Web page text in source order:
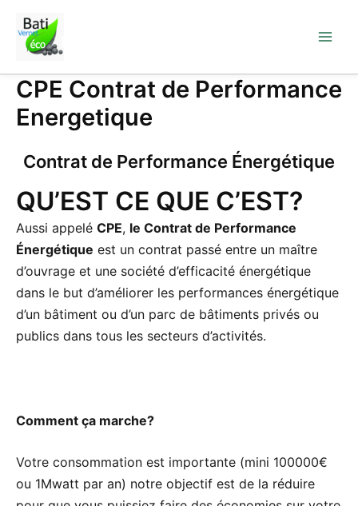
contenu
CPE Contrat de Performance
Energetique
Contrat de Performance Énergétique
QU’EST CE QUE C’EST?
Aussi appelé CPE, le Contrat de Performance
Énergétique est un contrat passé entre un maître
d’ouvrage et une société d’efficacité énergétique
dans le but d’améliorer les performances énergétique
d’un bâtiment ou d’un parc de bâtiments privés ou
publics dans tous les secteurs d’activités.
Comment ça marche?
Votre consommation est importante (mini 100000€
ou 1Mwatt par an) notre objectif est de la réduire